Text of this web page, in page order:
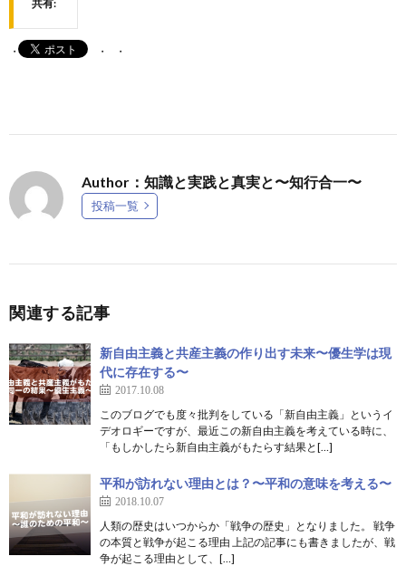
共有:
Author：知識と実践と真実と〜知行合一〜
投稿一覧
関連する記事
新自由主義と共産主義の作り出す未来〜優生学は現
代に存在する〜
2017.10.08
このブログでも度々批判をしている「新自由主義」というイ
デオロギーですが、最近この新自由主義を考えている時に、
「もしかしたら新自由主義がもたらす結果と[…]
平和が訪れない理由とは？〜平和の意味を考える〜
2018.10.07
人類の歴史はいつからか「戦争の歴史」となりました。 戦争
の本質と戦争が起こる理由 上記の記事にも書きましたが、戦
争が起こる理由として、[…]